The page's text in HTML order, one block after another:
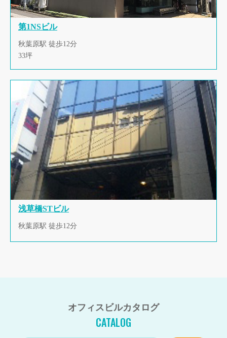
第1NSビル
秋葉原駅 徒歩12分
33坪
浅草橋STビル
秋葉原駅 徒歩12分
オフィスビルカタログ
CATALOG